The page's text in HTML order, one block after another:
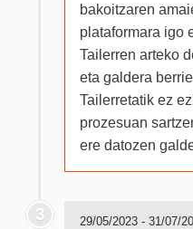
bakoitzaren
plataformara igo
Tailerren arteko
eta galdera
Tailerretatik ez
prozesuan
ere datozen
3 29/05/2023 - 31/07/